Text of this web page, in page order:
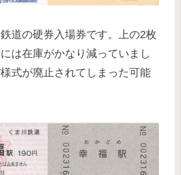
道の硬券入場券です。上の2枚
は在庫がかなり減っていまし
式が廃止されてしまった可能